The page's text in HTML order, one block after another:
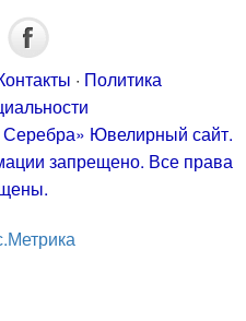
· Политика
Ювелирный сайт.
запрещено. Все права